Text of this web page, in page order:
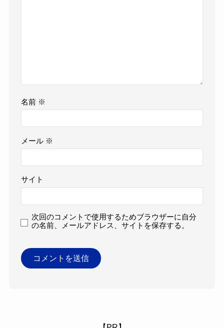
名前 ※
メール ※
サイト
次回のコメントで使用するためブラウザーに自分
の名前、メールアドレス、サイトを保存する。